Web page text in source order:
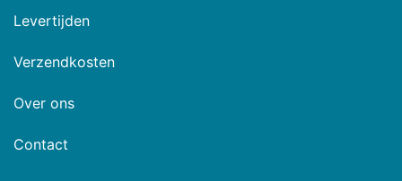
Levertijden
Verzendkosten
Over ons
Contact